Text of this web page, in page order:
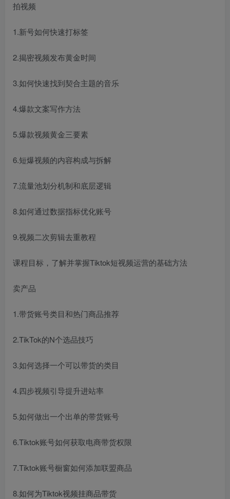
拍视频
1.新号如何快速打标签
2.揭密视频发布黄金时间
3.如何快速找到契合主题的音乐
4.爆款文案写作方法
5.爆款视频黄金三要素
6.短爆视频的内容构成与拆解
7.流量池划分机制和底层逻辑
8.如何通过数据指标优化账号
9.视频二次剪辑去重教程
课程目标，了解并掌握Tiktok短视频运营的基础方法
卖产品
1.带货账号类目和热门商品推荐
2.TikTok的N个选品技巧
3.如何选择一个可以带货的类目
4.四步视频引导提升进站率
5.如何做出一个出单的带货账号
6.Tiktok账号如何获取电商带货权限
7.Tiktok账号橱窗如何添加联盟商品
8.如何为Tiktok视频挂商品带货